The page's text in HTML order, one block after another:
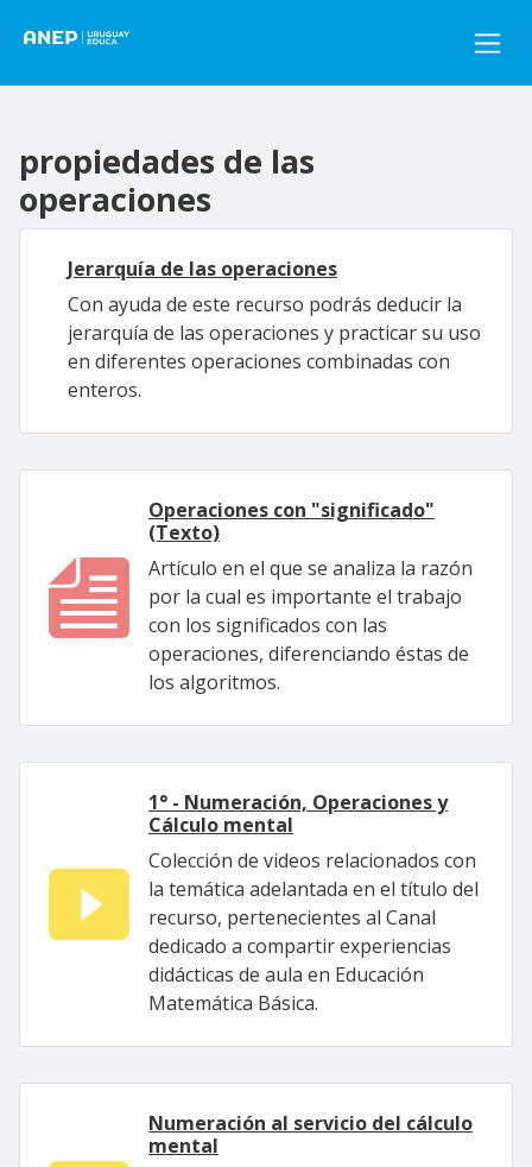
propiedades de las
operaciones
Jerarquía de las operaciones
Con ayuda de este recurso podrás deducir la
jerarquía de las operaciones y practicar su uso
en diferentes operaciones combinadas con
enteros.
Operaciones con "significado"
(Texto)
Artículo en el que se analiza la razón
por la cual es importante el trabajo
con los significados con las
operaciones, diferenciando éstas de
los algoritmos.
1° - Numeración, Operaciones y
Cálculo mental
Colección de videos relacionados con
la temática adelantada en el título del
recurso, pertenecientes al Canal
dedicado a compartir experiencias
didácticas de aula en Educación
Matemática Básica.
Numeración al servicio del cálculo
mental